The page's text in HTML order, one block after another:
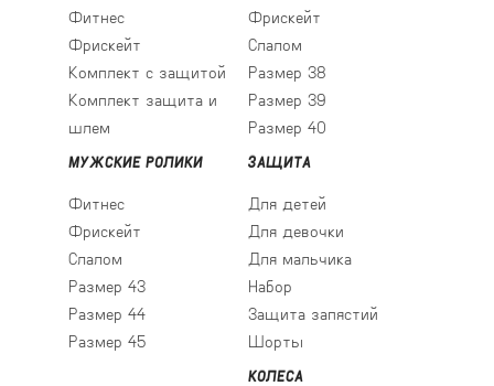
Фитнес
Фрискейт
Комплект с защитой
Комплект защита и
шлем
Фрискейт
Слалом
Размер 38
Размер 39
Размер 40
МУЖСКИЕ РОЛИКИ
Фитнес
Фрискейт
Слалом
Размер 43
Размер 44
Размер 45
ЗАЩИТА
Для детей
Для девочки
Для мальчика
Набор
Защита запястий
Шорты
КОЛЕСА